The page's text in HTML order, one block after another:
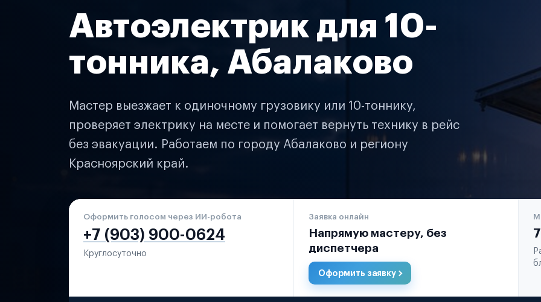
Автоэлектрик для 10-
тонника, Абалаково
Мастер выезжает к одиночному грузовику или 10-тоннику,
проверяет электрику на месте и помогает вернуть технику в рейс
без эвакуации. Работаем по городу Абалаково и региону
Красноярский край.
Оформить голосом через ИИ-робота
+7 (903) 900-0624
Круглосуточно
Заявка онлайн
Напрямую мастеру, без
диспетчера
Оформить заявку